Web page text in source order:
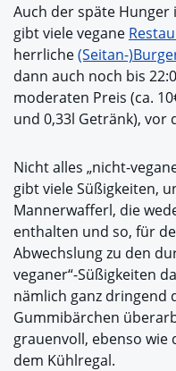
Auch der späte Hunger
gibt viele vegane
herrliche(Seitan-
dann auch noch bis
moderaten Preis (ca.
und 0,33l Getränk),
Nicht alles „nicht-
gibt viele Süßigkeiten,
Mannerwafferl, die
enthalten und so, für
Abwechslung zu den
veganer“-Süßigkeiten
nämlich ganz dringend
Gummibärchen
grauenvoll, ebenso wie
dem Kühlregal.